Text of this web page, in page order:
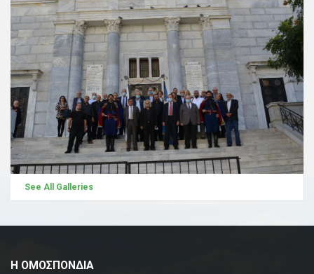
See All Galleries
Η ΟΜΟΣΠΟΝΔΙΑ